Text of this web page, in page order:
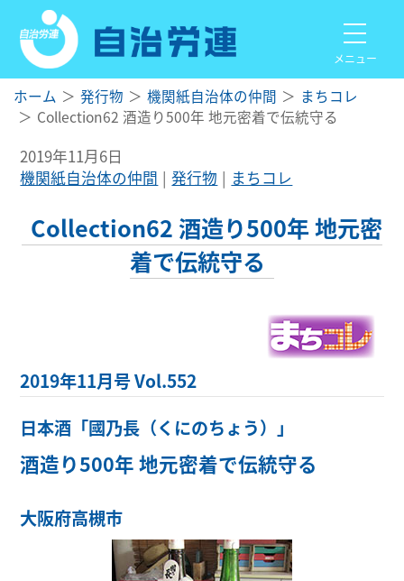
メニュー
ホーム 発行物 機関紙自治体の仲間
まちコレ
Collection62 酒造り500年 地元密着で伝統守る
2019年11月6日
機関紙自治体の仲間
発行物 まちコレ
Collection62 酒造り500年 地元密
着で伝統守る
2019年11月号 Vol.552
日本酒「國乃長（くにのちょう）」
酒造り500年 地元密着で伝統守る
大阪府高槻市